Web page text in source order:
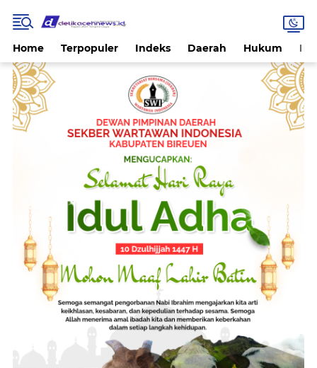
Home Terpopuler Indeks Daerah Hukum